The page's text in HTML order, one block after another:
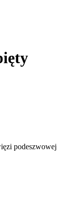
podeszwowej